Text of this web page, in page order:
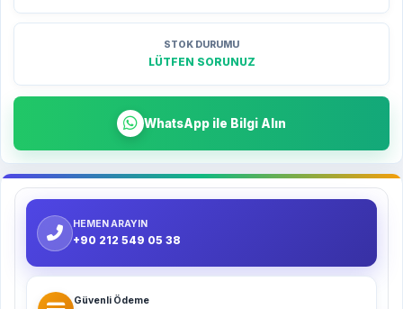
STOK DURUMU
LÜTFEN SORUNUZ
WhatsApp ile Bilgi Alın
HEMEN ARAYIN
+90 212 549 05 38
Güvenli Ödeme